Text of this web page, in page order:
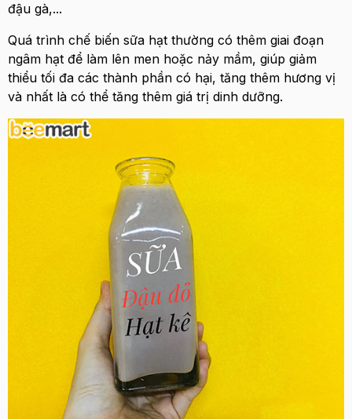
đậu gà,...
Quá trình chế biến sữa hạt thường có thêm giai đoạn
ngâm hạt để làm lên men hoặc nảy mầm, giúp giảm
thiểu tối đa các thành phần có hại, tăng thêm hương vị
và nhất là có thể tăng thêm giá trị dinh dưỡng.